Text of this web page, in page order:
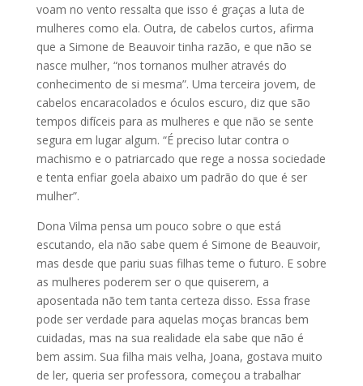
voam no vento ressalta que isso é graças a luta de
mulheres como ela. Outra, de cabelos curtos, afirma
que a Simone de Beauvoir tinha razão, e que não se
nasce mulher, “nos tornanos mulher através do
conhecimento de si mesma”. Uma terceira jovem, de
cabelos encaracolados e óculos escuro, diz que são
tempos difíceis para as mulheres e que não se sente
segura em lugar algum. “É preciso lutar contra o
machismo e o patriarcado que rege a nossa sociedade
e tenta enfiar goela abaixo um padrão do que é ser
mulher”.
Dona Vilma pensa um pouco sobre o que está
escutando, ela não sabe quem é Simone de Beauvoir,
mas desde que pariu suas filhas teme o futuro. E sobre
as mulheres poderem ser o que quiserem, a
aposentada não tem tanta certeza disso. Essa frase
pode ser verdade para aquelas moças brancas bem
cuidadas, mas na sua realidade ela sabe que não é
bem assim. Sua filha mais velha, Joana, gostava muito
de ler, queria ser professora, começou a trabalhar